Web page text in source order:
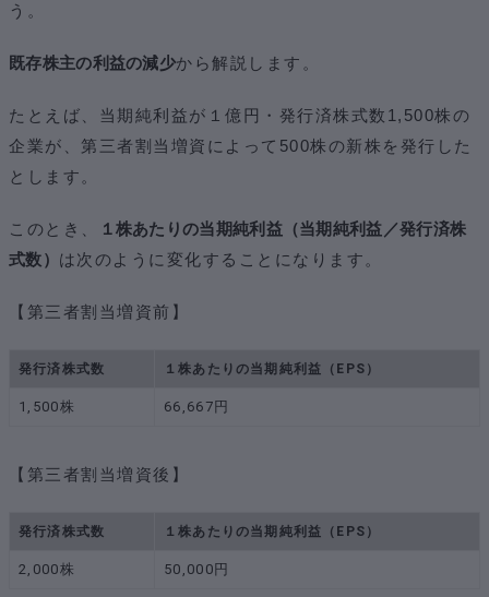
う。
既存株主の利益の減少から解説します。
たとえば、当期純利益が１億円・発行済株式数1,500株の
企業が、第三者割当増資によって500株の新株を発行した
とします。
このとき、
１株あたりの当期純利益（当期純利益／発行済株
式数） は次のように変化することになります。
【第三者割当増資前】
発行済株式数 １株あたりの当期純利益（EPS）
1,500株 66,667円
【第三者割当増資後】
発行済株式数 １株あたりの当期純利益（EPS）
2,000株 50,000円